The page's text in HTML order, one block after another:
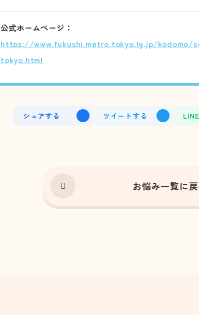
公式ホームページ：
https://www.fukushi.metro.tokyo.lg.jp/kodomo/
tokyo.html
シェアする ツイートする
お悩み一覧に戻